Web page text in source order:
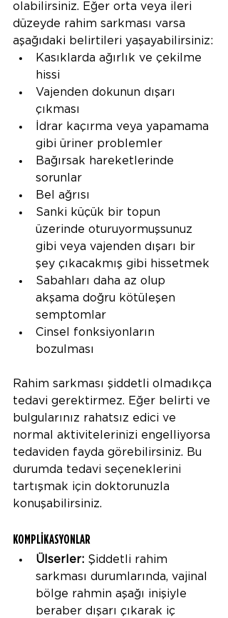
olabilirsiniz. Eğer orta veya ileri
düzeyde rahim sarkması varsa
aşağıdaki belirtileri yaşayabilirsiniz:
Kasıklarda ağırlık ve çekilme
hissi
Vajenden dokunun dışarı
çıkması
İdrar kaçırma veya yapamama
gibi üriner problemler
Bağırsak hareketlerinde
sorunlar
Bel ağrısı
Sanki küçük bir topun
üzerinde oturuyormuşsunuz
gibi veya vajenden dışarı bir
şey çıkacakmış gibi hissetmek
Sabahları daha az olup
akşama doğru kötüleşen
semptomlar
Cinsel fonksiyonların
bozulması
Rahim sarkması şiddetli olmadıkça
tedavi gerektirmez. Eğer belirti ve
bulgularınız rahatsız edici ve
normal aktivitelerinizi engelliyorsa
tedaviden fayda görebilirsiniz. Bu
durumda tedavi seçeneklerini
tartışmak için doktorunuzla
konuşabilirsiniz.
KOMPLİKASYONLAR
Ülserler: Şiddetli rahim
sarkması durumlarında, vajinal
bölge rahmin aşağı inişiyle
beraber dışarı çıkarak iç